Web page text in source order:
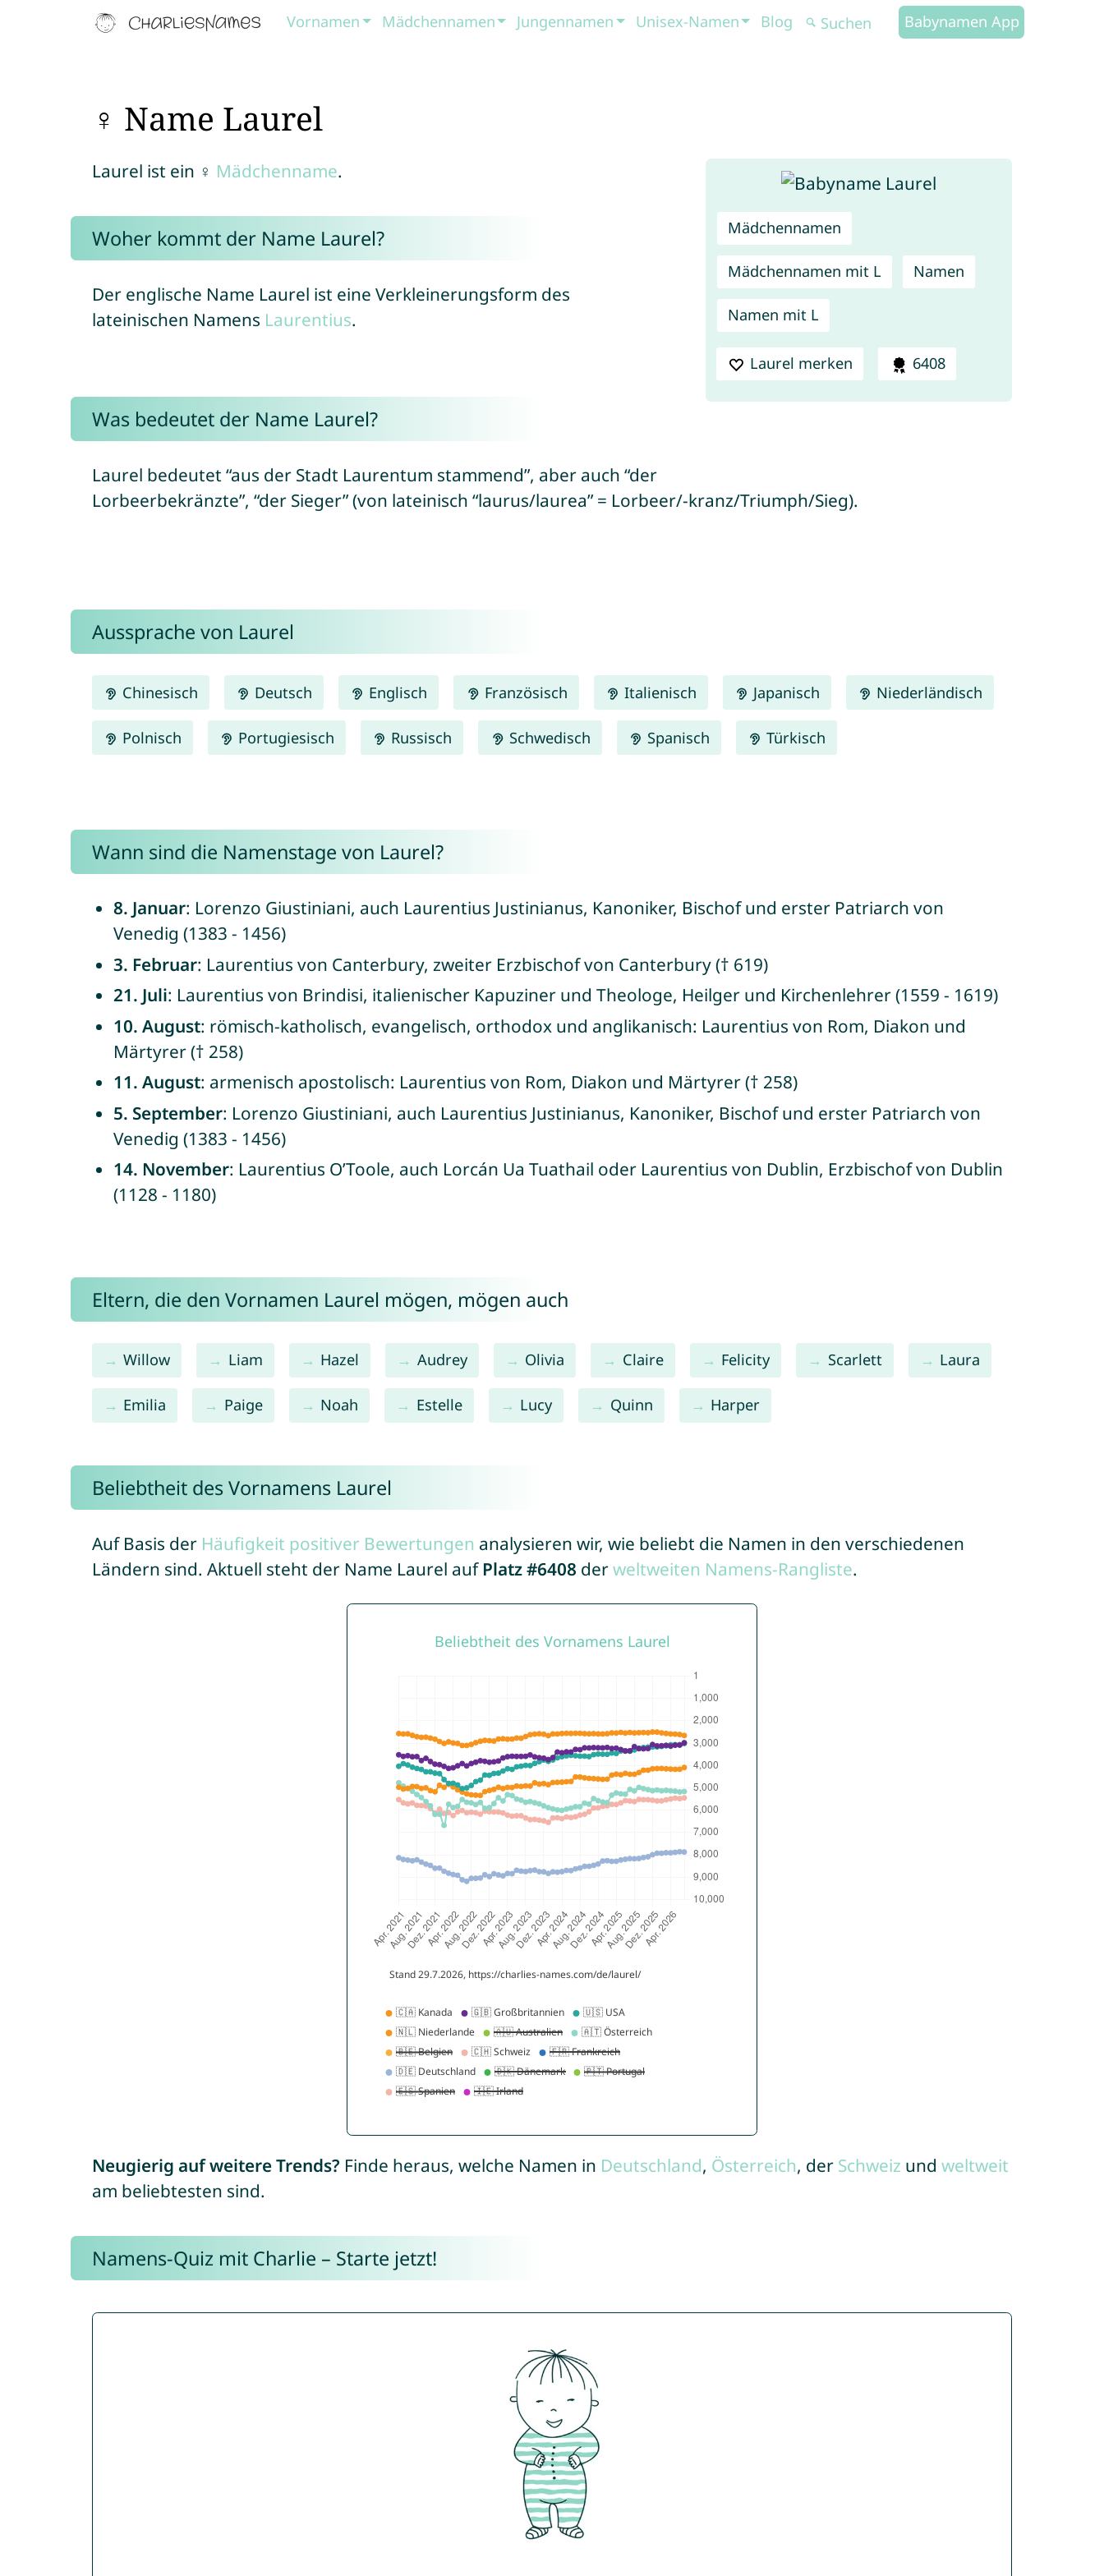
Vornamen Mädchennamen Jungennamen Unisex-Namen Blog Babynamen App
♀ Name Laurel
Mädchennamen
Mädchennamen mit L Namen
Namen mit L
Laurel merken 6408
Laurel ist ein ♀ Mädchenname.
Woher kommt der Name Laurel?
Der englische Name Laurel ist eine Verkleinerungsform des
lateinischen Namens Laurentius.
Was bedeutet der Name Laurel?
Laurel bedeutet “aus der Stadt Laurentum stammend”, aber auch “der
Lorbeerbekränzte”, “der Sieger” (von lateinisch “laurus/laurea” = Lorbeer/-kranz/Triumph/Sieg).
Aussprache von Laurel
Chinesisch Deutsch Englisch Französisch Italienisch Japanisch Niederländisch
Polnisch Portugiesisch Russisch Schwedisch Spanisch Türkisch
Wann sind die Namenstage von Laurel?
8. Januar: Lorenzo Giustiniani, auch Laurentius Justinianus, Kanoniker, Bischof und erster Patriarch von
Venedig (1383 - 1456)
3. Februar: Laurentius von Canterbury, zweiter Erzbischof von Canterbury († 619)
21. Juli: Laurentius von Brindisi, italienischer Kapuziner und Theologe, Heilger und Kirchenlehrer (1559 - 1619)
10. August: römisch-katholisch, evangelisch, orthodox und anglikanisch: Laurentius von Rom, Diakon und
Märtyrer († 258)
11. August: armenisch apostolisch: Laurentius von Rom, Diakon und Märtyrer († 258)
5. September: Lorenzo Giustiniani, auch Laurentius Justinianus, Kanoniker, Bischof und erster Patriarch von
Venedig (1383 - 1456)
14. November: Laurentius O’Toole, auch Lorcán Ua Tuathail oder Laurentius von Dublin, Erzbischof von Dublin
(1128 - 1180)
Eltern, die den Vornamen Laurel mögen, mögen auch
Willow Liam Hazel Audrey Olivia Claire Felicity Scarlett Laura
Emilia Paige Noah Estelle Lucy Quinn Harper
Beliebtheit des Vornamens Laurel
Auf Basis der Häufigkeit positiver Bewertungen analysieren wir, wie beliebt die Namen in den verschiedenen
Ländern sind. Aktuell steht der Name Laurel auf Platz #6408 derweltweiten Namens-Rangliste.
Neugierig auf weitere Trends? Finde heraus, welche Namen in Deutschland, Österreich, der Schweiz und weltweit
am beliebtesten sind.
Namens-Quiz mit Charlie – Starte jetzt!